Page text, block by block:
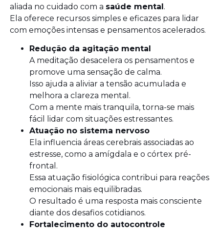
aliada no cuidado com a saúde mental.
Ela oferece recursos simples e eficazes para lidar
com emoções intensas e pensamentos acelerados.
Redução da agitação mental
A meditação desacelera os pensamentos e
promove uma sensação de calma.
Isso ajuda a aliviar a tensão acumulada e
melhora a clareza mental.
Com a mente mais tranquila, torna-se mais
fácil lidar com situações estressantes.
Atuação no sistema nervoso
Ela influencia áreas cerebrais associadas ao
estresse, como a amígdala e o córtex pré-
frontal.
Essa atuação fisiológica contribui para reações
emocionais mais equilibradas.
O resultado é uma resposta mais consciente
diante dos desafios cotidianos.
Fortalecimento do autocontrole